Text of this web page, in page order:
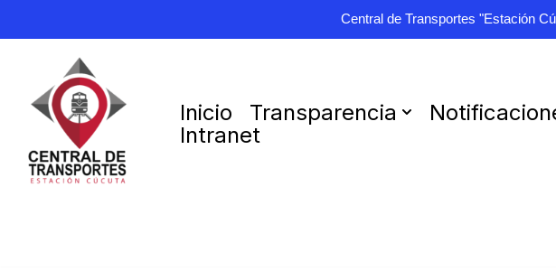
Central de Transportes "Estación
Saltar
contenido
Inicio Transparencia
Intranet